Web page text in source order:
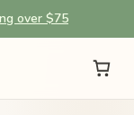
over $75